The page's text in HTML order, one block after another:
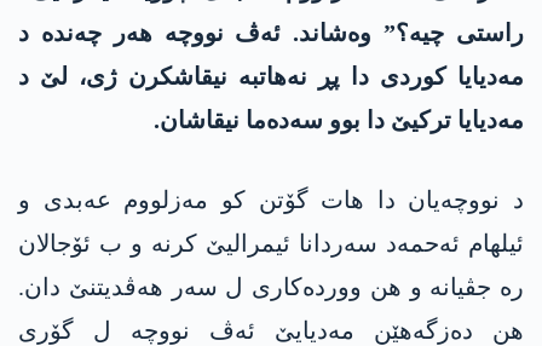
راستی چیە؟” وەشاند. ئەڤ نووچە ھەر چەنده‌ د
مەدیایا کوردی دا پڕ نەھاتبە نیقاشکرن ژی، لێ د
مەدیایا ترکیێ دا بوو سەدەما نیقاشان.
د نووچەیان دا ھات گۆتن کو مه‌زلووم عه‌بدی و
ئیلھام ئەحمەد سەردانا ئیمرالیێ کرنە و ب ئۆجالان
رە جڤیانە و ھن وورده‌كاری ل سەر ھەڤدیتنێ دان.
ھن دەزگەھێن مەدیایێ ئەڤ نووچە ل گۆری